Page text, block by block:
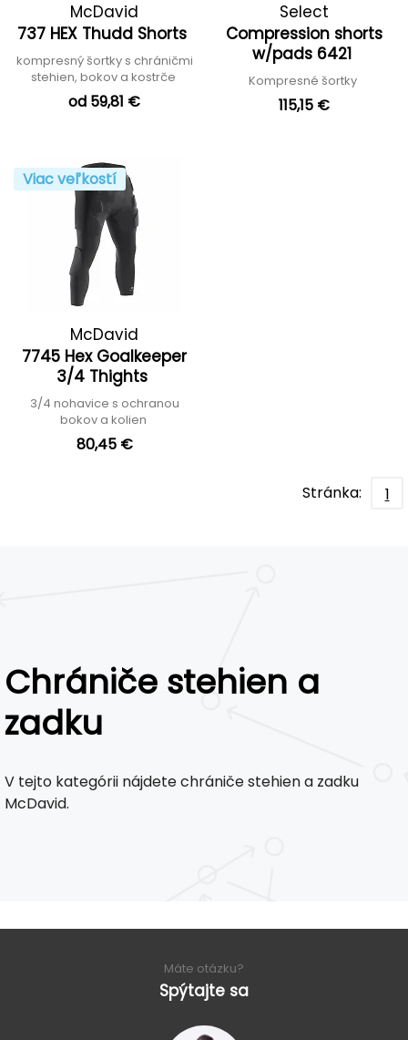
McDavid
737 HEX Thudd Shorts
kompresný šortky s chráničmi
stehien, bokov a kostrče
od 59,81 €
Select
Compression shorts
w/pads 6421
Kompresné šortky
115,15 €
Viac veľkostí
McDavid
7745 Hex Goalkeeper
3/4 Thights
3/4 nohavice s ochranou
bokov a kolien
80,45 €
Stránka: 1
Chrániče stehien a
zadku
V tejto kategórii nájdete chrániče stehien a zadku
McDavid.
Máte otázku?
Spýtajte sa